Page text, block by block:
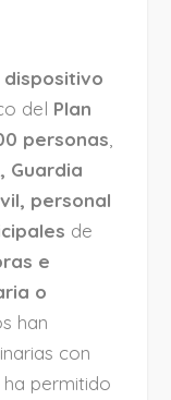
dispositivo
del Plan
personas
Guardia
personal
de
e
o
han
con
permitido